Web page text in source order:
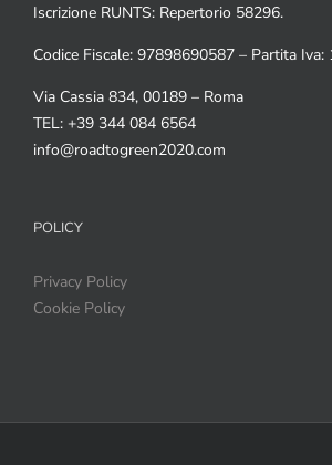
Iscrizione RUNTS: Repertorio 58296.
Codice Fiscale: 97898690587 – Partita
Via Cassia 834, 00189 – Roma
TEL: +39 344 084 6564
info@roadtogreen2020.com
POLICY
Privacy Policy
Cookie Policy